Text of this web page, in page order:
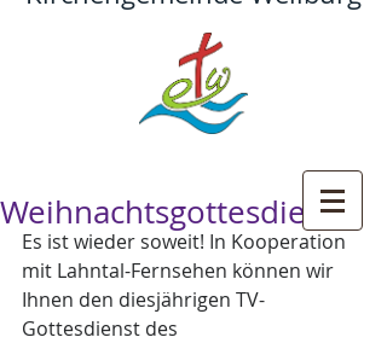
Weihnachtsgottesdienst
Es ist wieder soweit! In Kooperation
mit Lahntal-Fernsehen können wir
Ihnen den diesjährigen TV-
Gottesdienst des